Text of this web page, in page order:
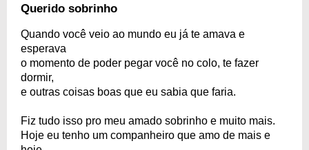
Querido sobrinho
Quando você veio ao mundo eu já te amava e
esperava
o momento de poder pegar você no colo, te fazer
dormir,
e outras coisas boas que eu sabia que faria.
Fiz tudo isso pro meu amado sobrinho e muito mais.
Hoje eu tenho um companheiro que amo de mais e